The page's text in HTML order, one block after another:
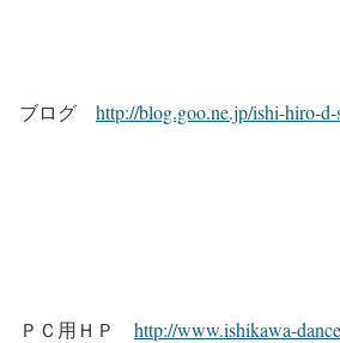
ブログ http://blog.goo.ne.jp/ishi-hiro-d-
ＰＣ用ＨＰ http://www.ishikawa-